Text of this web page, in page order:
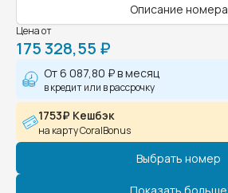
Описание номера
Цена от
175 328,55 ₽
От6 087,80 ₽в месяц
в кредит или в рассрочку
1753₽ Кешбэк
на карту CoralBonus
Выбрать номер
Показать больше